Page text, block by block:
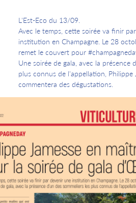
L'Est-Eco du 13/09.
Avec le temps, cette soirée va finir
institution en Champagne. Le 28
remet le couvert pour
Une soirée de gala, avec la présence
plus connus de l'appellation, Philippe
commentera des dégustations.